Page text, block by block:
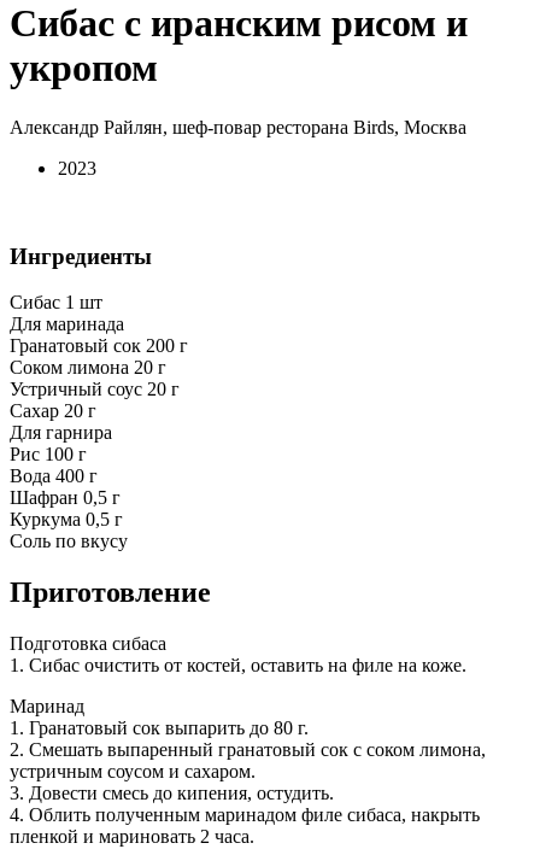
Сибас с иранским рисом и
укропом
Александр Райлян, шеф-повар ресторана Birds, Москва
2023
Ингредиенты
Сибас 1 шт
Для маринада
Гранатовый сок 200 г
Соком лимона 20 г
Устричный соус 20 г
Сахар 20 г
Для гарнира
Рис 100 г
Вода 400 г
Шафран 0,5 г
Куркума 0,5 г
Соль по вкусу
Приготовление
Подготовка сибаса
1. Сибас очистить от костей, оставить на филе на коже.
Маринад
1. Гранатовый сок выпарить до 80 г.
2. Смешать выпаренный гранатовый сок с соком лимона,
устричным соусом и сахаром.
3. Довести смесь до кипения, остудить.
4. Облить полученным маринадом филе сибаса, накрыть
пленкой и мариновать 2 часа.